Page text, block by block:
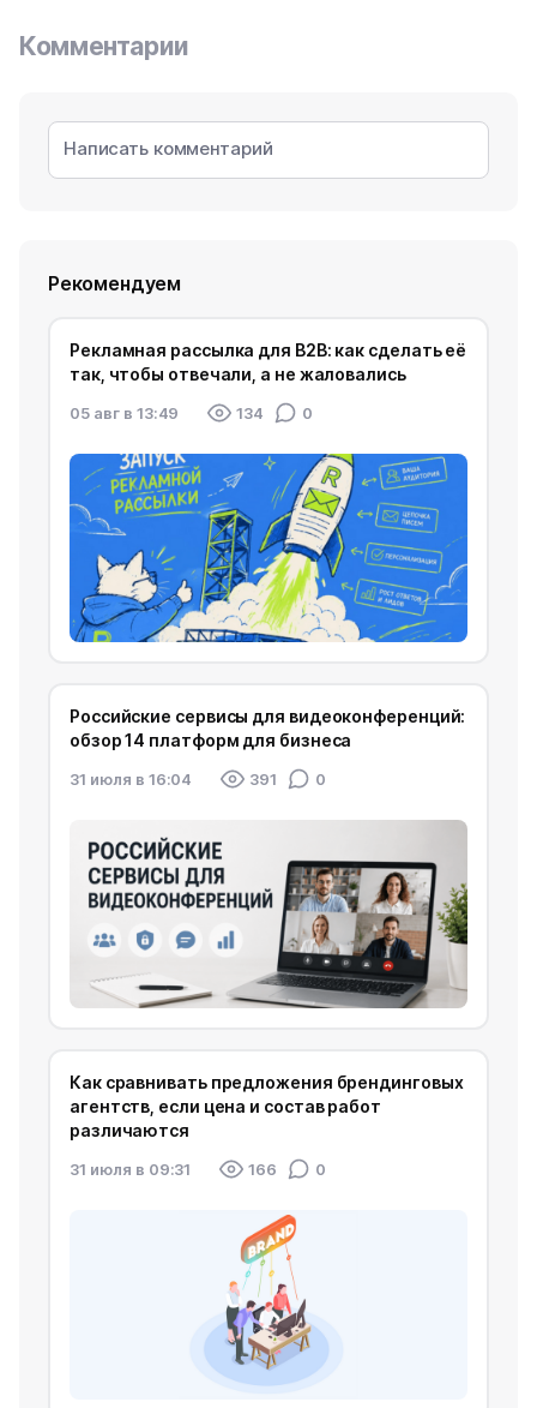
Комментарии
Рекомендуем
Рекламная рассылка для B2B: как сделать её
так, чтобы отвечали, а не жаловались
05 авг в 13:49 134 0
Российские сервисы для видеоконференций:
обзор 14 платформ для бизнеса
31 июля в 16:04 391 0
Как сравнивать предложения брендинговых
агентств, если цена и состав работ
различаются
31 июля в 09:31 166 0